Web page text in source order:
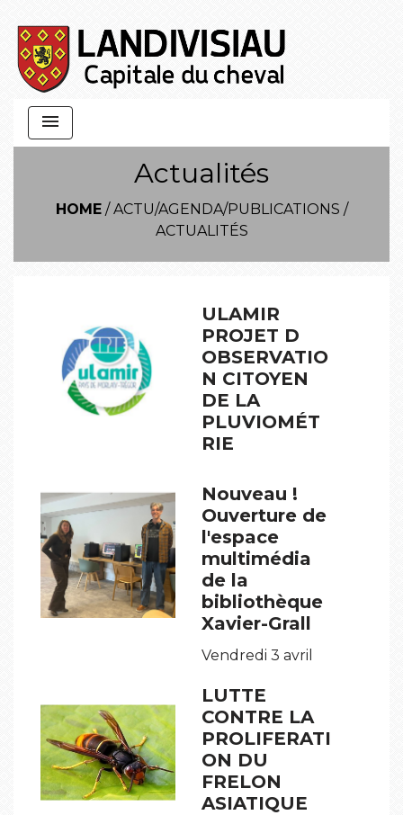
menu
Actualités
HOME/ACTU/AGENDA/PUBLICATIONS /
ACTUALITÉS
ULAMIR
PROJET D
OBSERVATIO
N CITOYEN
DE LA
PLUVIOMÉT
RIE
Nouveau !
Ouverture de
l'espace
multimédia
de la
bibliothèque
Xavier-Grall
Vendredi 3 avril
LUTTE
CONTRE LA
PROLIFERATI
ON DU
FRELON
ASIATIQUE